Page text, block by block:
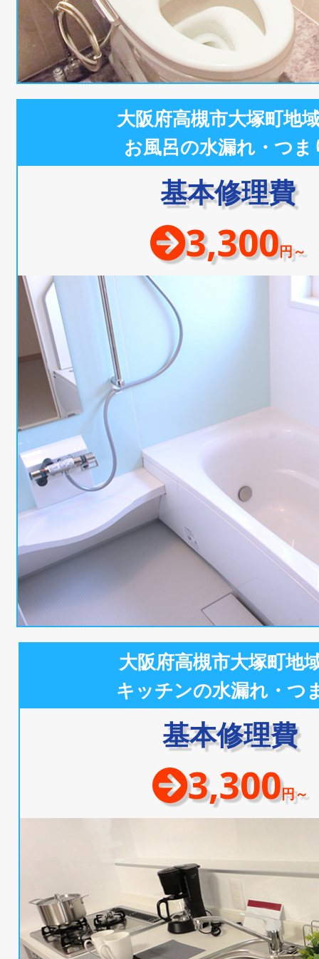
大阪府高槻市大塚町地
お風呂の水漏れ・つま
基本修理費
3,300円～
大阪府高槻市大塚町地
キッチンの水漏れ・つ
基本修理費
3,300円～